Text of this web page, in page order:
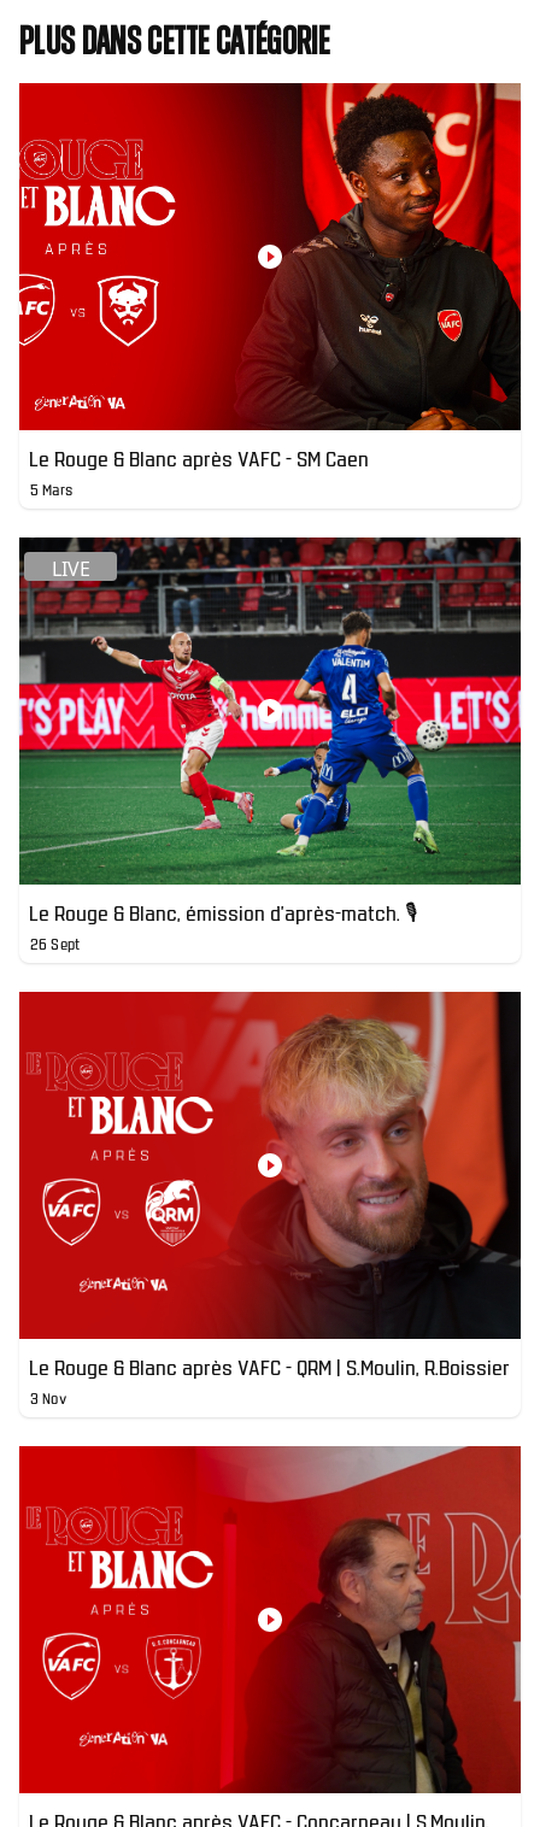
Plus dans cette catégorie
Le Rouge & Blanc après VAFC - SM Caen
5 Mars
LIVE
Le Rouge & Blanc, émission d'après-match. 🎙️
26 Sept
Le Rouge & Blanc après VAFC - QRM | S.Moulin, R.Boissier
3 Nov
Le Rouge & Blanc après VAFC - Concarneau | S.Moulin,